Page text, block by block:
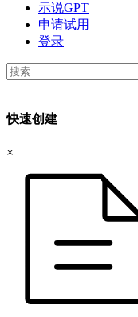
示说GPT
申请试用
登录
快速创建
×